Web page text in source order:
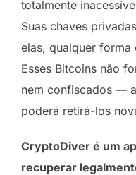
totalmente
Suas chaves
elas, qualquer forma
Esses Bitcoins não
nem confiscados —
poderá retirá-los
CryptoDiver é um
recuperar